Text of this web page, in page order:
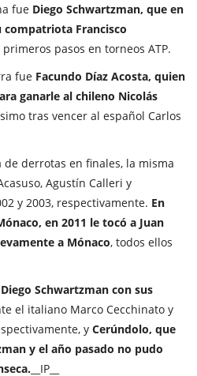
fue Diego Schwartzman, que en
compatriota Francisco
pasos en torneos ATP.
fue Facundo Díaz Acosta, quien
ganarle al chileno Nicolás
tras vencer al español Carlos
derrotas en finales, la misma
Agustín Calleri y
y 2003, respectivamente. En
en 2011 le tocó a Juan
a Mónaco, todos ellos
Diego Schwartzman con sus
el italiano Marco Cecchinato y
y Cerúndolo, que
y el año pasado no pudo
__IP__